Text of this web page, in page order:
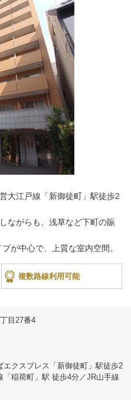
大江戸線「新御徒町」駅徒歩2
ながらも、浅草など下町の賑
が中心で、上質な室内空間。
複数路線利用可能
目27番4
エクスプレス「新御徒町」駅徒歩2
「稲荷町」駅 徒歩4分／JR山手線